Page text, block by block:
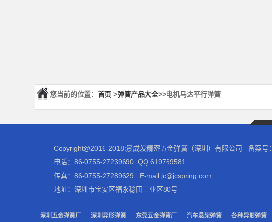
您当前的位置： 首页 >弹簧产品大全>>电机马达平行弹簧
Copyright@2016-2018:景成发精密五金弹簧（深圳）有限公司 备案号：
电话：86-0755-27239690 QQ:619769581
传真：86-0755-27289629 E-mail:jc@jcspring.com
地址：深圳市宝安区福永稔田工业区80号
深圳五金弹簧厂 深圳异形弹簧 东莞五金弹簧厂 汽车悬架弹簧 各种异形弹簧